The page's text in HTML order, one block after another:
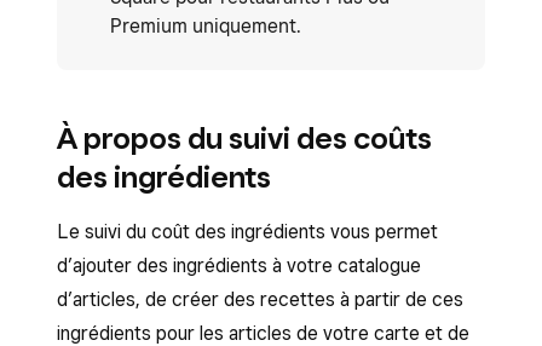
Premium uniquement.
À propos du suivi des coûts
des ingrédients
Le suivi du coût des ingrédients vous permet
d’ajouter des ingrédients à votre catalogue
d’articles, de créer des recettes à partir de ces
ingrédients pour les articles de votre carte et de